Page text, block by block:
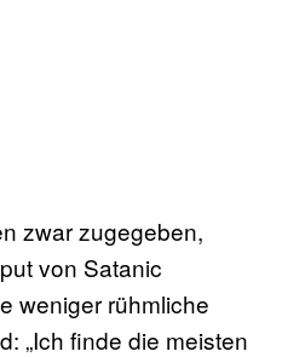
zwar zugegeben,
von Satanic
weniger rühmliche
„Ich finde die meisten